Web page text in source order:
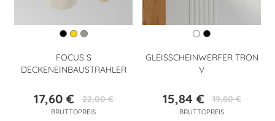
FOCUS S
DECKENEINBAUSTRAHLER
Preis
17,60 €Verkaufspreis
22,00 €
BRUTTOPREIS
GLEISSCHEINWERFER TRON
V
Preis
15,84 €Verkaufspreis
19,80 €
BRUTTOPREIS